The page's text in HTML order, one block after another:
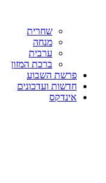
שחרית
מנחה
ערבית
ברכת המזון
פרשת השבוע
חדשות ועדכונים
אינדקס